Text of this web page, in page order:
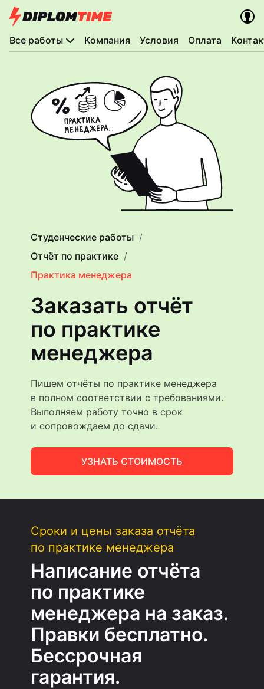
Все работы Компания Условия Оплата
Студенческие работы
Отчёт по практике
Практика менеджера
Заказать отчёт
по практике
менеджера
Пишем отчёты по практике менеджера
в полном соответствии с требованиями.
Выполняем работу точно в срок
и сопровождаем до сдачи.
УЗНАТЬ СТОИМОСТЬ
Сроки и цены заказа отчёта
по практике менеджера
Написание отчёта
по практике
менеджера на заказ.
Правки бесплатно.
Бессрочная
гарантия.